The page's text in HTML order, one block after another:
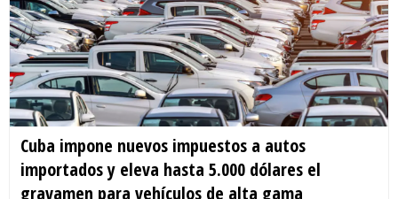
Cuba impone nuevos impuestos a autos
importados y eleva hasta 5.000 dólares el
gravamen para vehículos de alta gama